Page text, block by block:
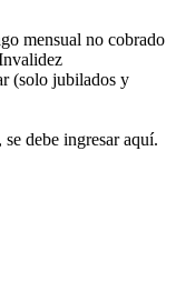
mensual no cobrado
(solo jubilados y
debe ingresar aquí.